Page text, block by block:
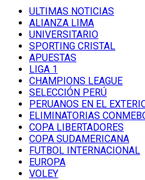
ULTIMAS NOTICIAS
ALIANZA LIMA
UNIVERSITARIO
SPORTING CRISTAL
APUESTAS
LIGA 1
CHAMPIONS LEAGUE
SELECCIÓN PERÚ
PERUANOS EN EL
ELIMINATORIAS
COPA LIBERTADORES
COPA SUDAMERICANA
FUTBOL INTERNACIONAL
EUROPA
VOLEY